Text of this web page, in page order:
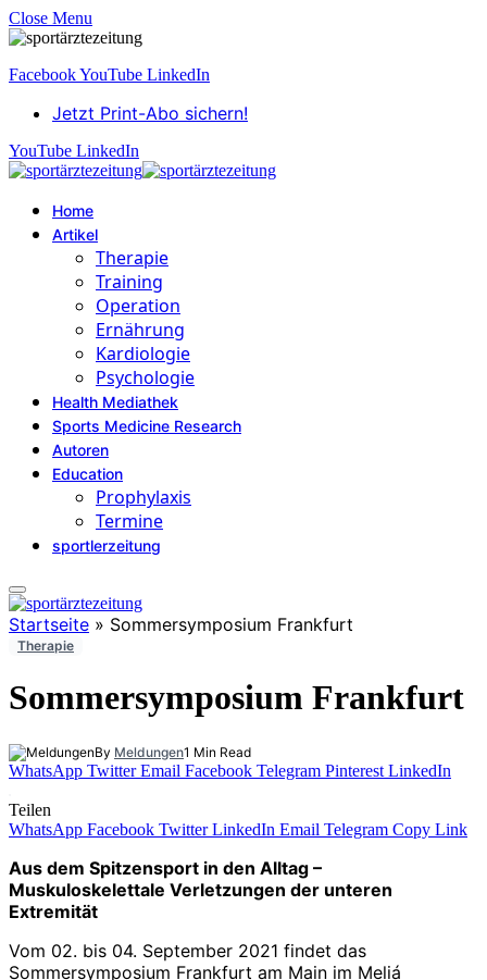
Close Menu
FacebookYouTube LinkedIn
Jetzt Print-Abo sichern!
YouTube LinkedIn
Home
Artikel
Therapie
Training
Operation
Ernährung
Kardiologie
Psychologie
Health Mediathek
Sports Medicine Research
Autoren
Education
Prophylaxis
Termine
sportlerzeitung
Startseite » Sommersymposium Frankfurt
Therapie
Sommersymposium Frankfurt
By Meldungen1 Min Read
WhatsApp Twitter Email Facebook Telegram Pinterest LinkedIn
Teilen
WhatsApp Facebook Twitter LinkedIn Email Telegram Copy Link
Aus dem Spitzensport in den Alltag –
Muskuloskelettale Verletzungen der unteren
Extremität
Vom 02. bis 04. September 2021 findet das
Sommersymposium Frankfurt am Main im Meliá